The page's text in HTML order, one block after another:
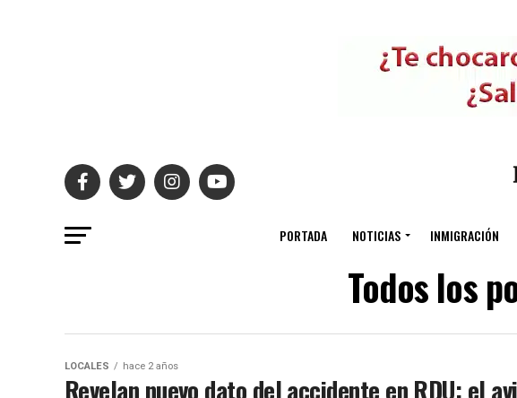
PORTADA NOTICIAS INMIGRACIÓN
Todos los
LOCALES hace 2 años
Revelan nuevo dato del accidente en RDU: el